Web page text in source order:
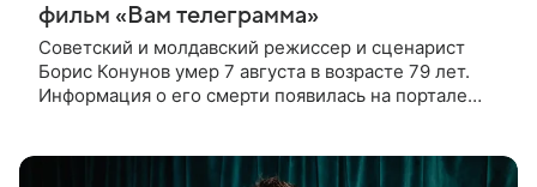
фильм «Вам телеграмма»
Советский и молдавский режиссер и сценарист
Борис Конунов умер 7 августа в возрасте 79 лет.
Информация о его смерти появилась на портале